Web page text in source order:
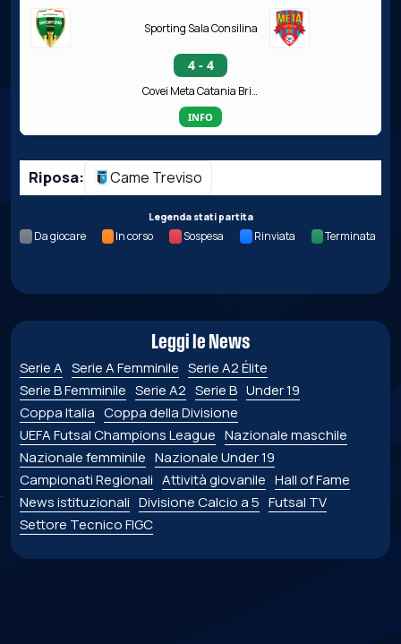
Sporting Sala Consilina
4 - 4
Covei Meta Catania Bricocity
INFO
Riposa: Came Treviso
Legenda stati partita
Da giocare In corso Sospesa Rinviata Terminata
Leggi le News
Serie A Serie A Femminile Serie A2 Élite
Serie B Femminile Serie A2 Serie B Under 19
Coppa Italia Coppa della Divisione
UEFA Futsal Champions League Nazionale maschile
Nazionale femminile Nazionale Under 19
Campionati Regionali Attività giovanile Hall of Fame
News istituzionali Divisione Calcio a 5 Futsal TV
Settore Tecnico FIGC